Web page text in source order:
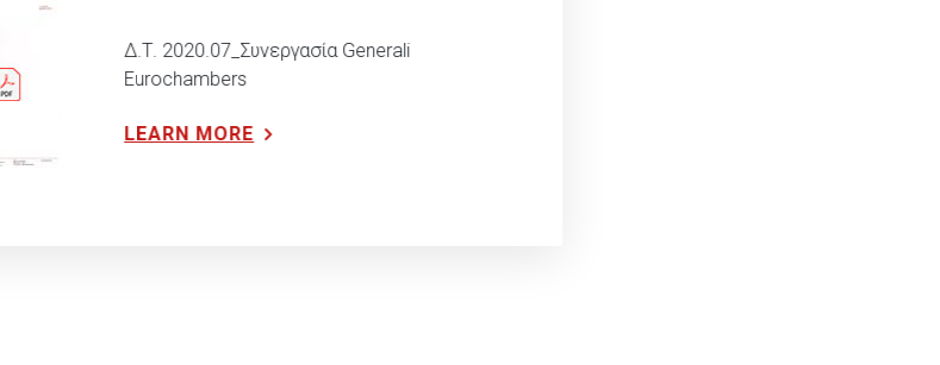
Δ.Τ. 2020.07_Συνεργασία Generali
Eurochambers
LEARN MORE